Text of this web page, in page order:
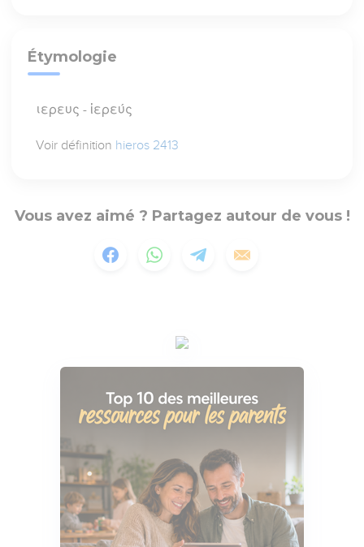
Étymologie
ιερευς - ἱερεύς
Voir définition hieros 2413
Vous avez aimé ? Partagez autour de vous !